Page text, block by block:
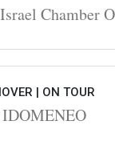
Chamber
| ON TOUR